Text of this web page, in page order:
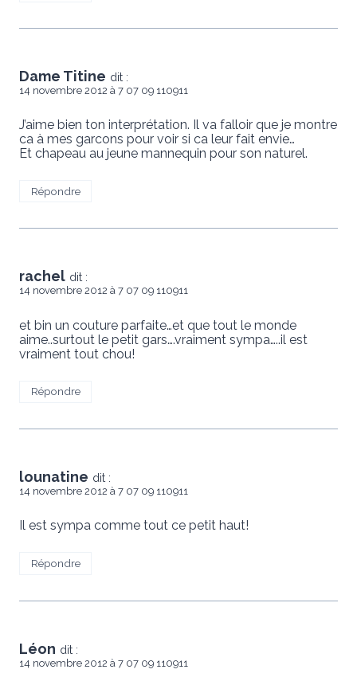
Dame Titine dit :
14 novembre 2012 à 7 07 09 110911
J’aime bien ton interprétation. Il va falloir que je montre
ca à mes garcons pour voir si ca leur fait envie…
Et chapeau au jeune mannequin pour son naturel.
Répondre
rachel dit :
14 novembre 2012 à 7 07 09 110911
et bin un couture parfaite…et que tout le monde
aime..surtout le petit gars….vraiment sympa…..il est
vraiment tout chou!
Répondre
lounatine dit :
14 novembre 2012 à 7 07 09 110911
Il est sympa comme tout ce petit haut!
Répondre
Léon dit :
14 novembre 2012 à 7 07 09 110911